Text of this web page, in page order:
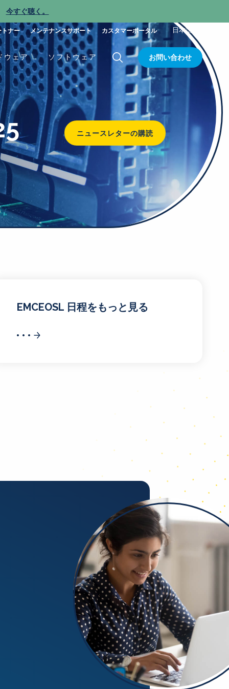
今すぐ聴く。
トナー メンテナンスサポート カスタマーポータル 日本語
ウェア ソフトウェア お問い合わせ
ニュースレターの購読
EMCEOSL 日程をもっと見る